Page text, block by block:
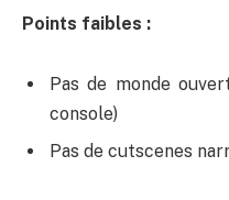
Points faibles :
Pas de monde
console)
Pas de cutscenes